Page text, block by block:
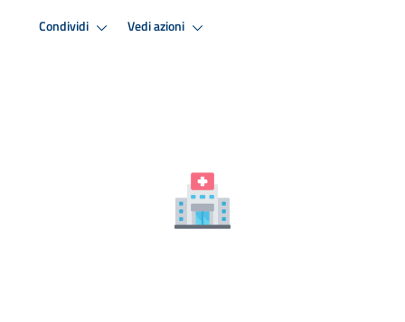
Condividi Vedi azioni